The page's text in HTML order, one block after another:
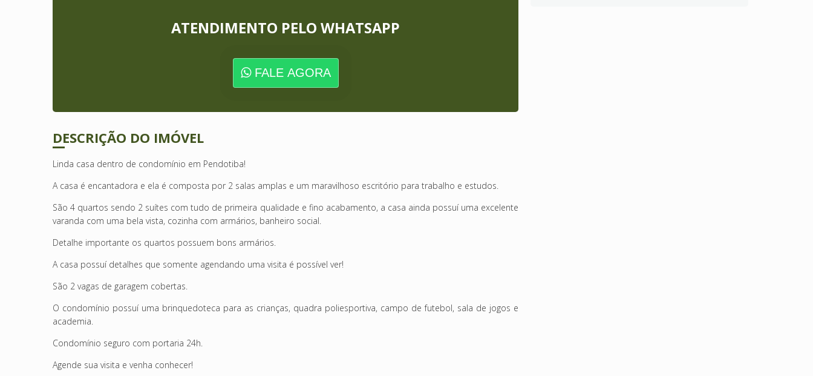
ATENDIMENTO PELO WHATSAPP
FALE AGORA
DESCRIÇÃO DO IMÓVEL
Linda casa dentro de condomínio em Pendotiba!
A casa é encantadora e ela é composta por 2 salas amplas e um maravilhoso escritório para trabalho e estudos.
São 4 quartos sendo 2 suítes com tudo de primeira qualidade e fino acabamento, a casa ainda possuí uma excelente
varanda com uma bela vista, cozinha com armários, banheiro social.
Detalhe importante os quartos possuem bons armários.
A casa possuí detalhes que somente agendando uma visita é possível ver!
São 2 vagas de garagem cobertas.
O condomínio possuí uma brinquedoteca para as crianças, quadra poliesportiva, campo de futebol, sala de jogos e
academia.
Condomínio seguro com portaria 24h.
Agende sua visita e venha conhecer!